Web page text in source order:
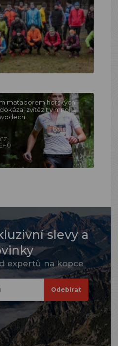
matadorem horských
zvítězit v mnoha
slevy a
expertů na kopce